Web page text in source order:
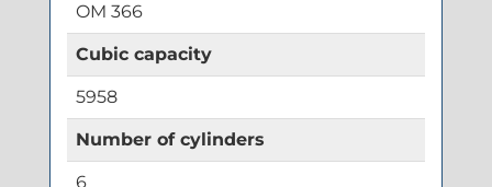
OM 366
Cubic capacity
5958
Number of cylinders
6